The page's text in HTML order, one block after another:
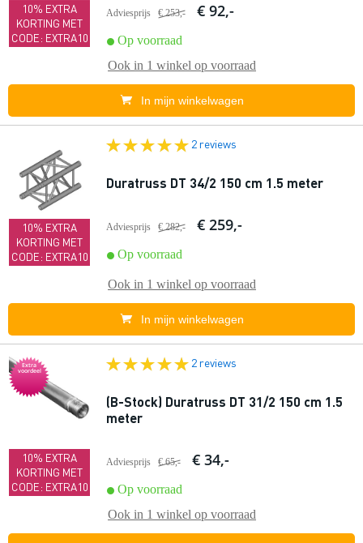
10% EXTRA
KORTING MET
CODE: EXTRA10
Adviesprijs € 253,- € 92,-
Op voorraad
Ook in 1 winkel op voorraad
In mijn winkelwagen
10% EXTRA
KORTING MET
CODE: EXTRA10
2 reviews
Duratruss DT 34/2 150 cm 1.5 meter
Adviesprijs € 282,- € 259,-
Op voorraad
Ook in 1 winkel op voorraad
In mijn winkelwagen
Extra
voordeel
10% EXTRA
KORTING MET
CODE: EXTRA10
2 reviews
(B-Stock) Duratruss DT 31/2 150 cm 1.5
meter
Adviesprijs € 65,- € 34,-
Op voorraad
Ook in 1 winkel op voorraad